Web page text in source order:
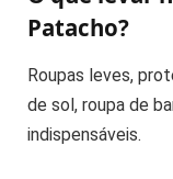
Patacho?
Roupas leves,
de sol, roupa de
indispensáveis.